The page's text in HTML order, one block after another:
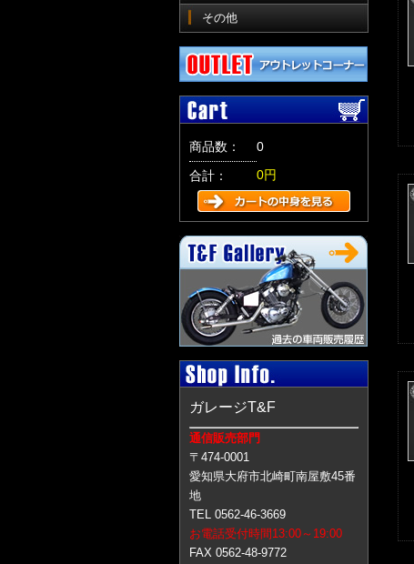
その他
商品数：
0
合計：
0円
ガレージT&F
通信販売部門
〒474-0001
愛知県大府市北崎町南屋敷45番
地
TEL 0562-46-3669
お電話受付時間13:00～19:00
FAX 0562-48-9772